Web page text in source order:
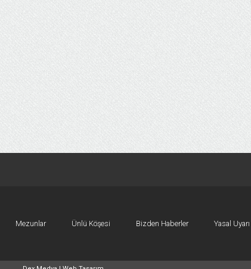
Mezunlar Ünlü Köşesi Bizden Haberler Yasal Uyarı